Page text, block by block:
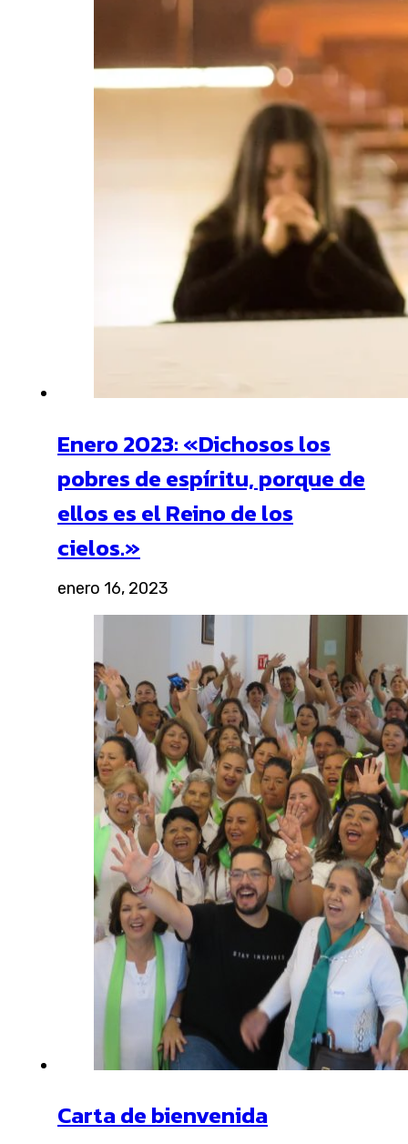
Enero 2023: «Dichosos los
pobres de espíritu, porque de
ellos es el Reino de los
cielos.»
enero 16, 2023
Carta de bienvenida